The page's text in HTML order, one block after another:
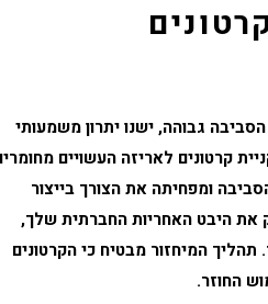
גבוהה, ישנו יתרון משמעותי
קרטונים לאריזההעשויים מחומרים
ומפחיתה את הצורך בייצור
היבט האחריות החברתית שלך,
תהליך המיחזור מבטיח כי הקרטונים
החוזר.